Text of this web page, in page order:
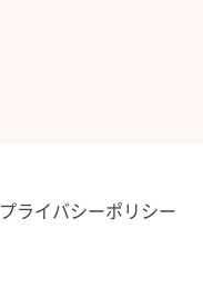
プライバシーポリシー